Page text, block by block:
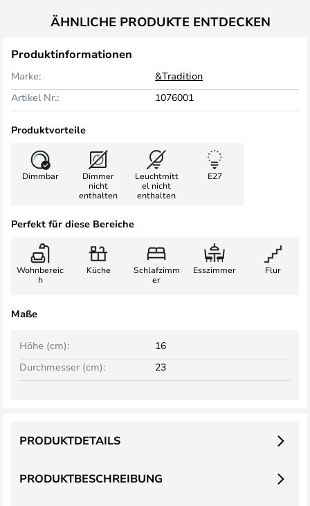
ÄHNLICHE PRODUKTE ENTDECKEN
Produktinformationen
Marke:
&Tradition
Artikel Nr.:
1076001
Produktvorteile
Dimmbar
Dimmer
nicht
enthalten
Leuchtmitt
el nicht
enthalten
E27
Perfekt für diese Bereiche
Wohnbereic
h
Küche
Schlafzimm
er
Esszimmer Flur
Maße
Höhe (cm):
16
Durchmesser (cm):
23
PRODUKTBESCHREIBUNG
PRODUKTDETAILS